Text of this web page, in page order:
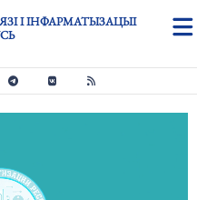
І ІНФАРМАТЫЗАЦЫІ